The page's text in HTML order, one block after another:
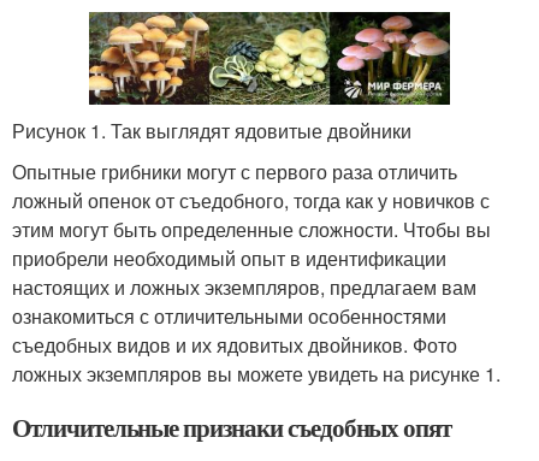
Рисунок 1. Так выглядят ядовитые двойники
Опытные грибники могут с первого раза отличить
ложный опенок от съедобного, тогда как у новичков с
этим могут быть определенные сложности. Чтобы вы
приобрели необходимый опыт в идентификации
настоящих и ложных экземпляров, предлагаем вам
ознакомиться с отличительными особенностями
съедобных видов и их ядовитых двойников. Фото
ложных экземпляров вы можете увидеть на рисунке 1.
Отличительные признаки съедобных опят